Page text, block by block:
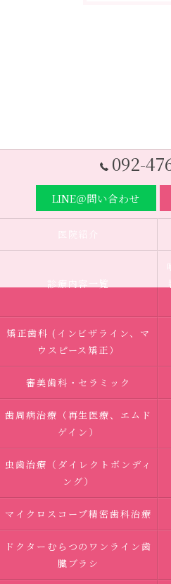
092-
LINE＠問い合わせ
医院紹介
診療内容一覧
矯正歯科 (インビザライン、マ
ウスピース矯正）
審美歯科・セラミック
歯周病治療（再生医療、エムド
ゲイン）
虫歯治療（ダイレクトボンディ
ング）
マイクロスコープ精密歯科治療
ドクターむらつのワンライン歯
臓ブラシ